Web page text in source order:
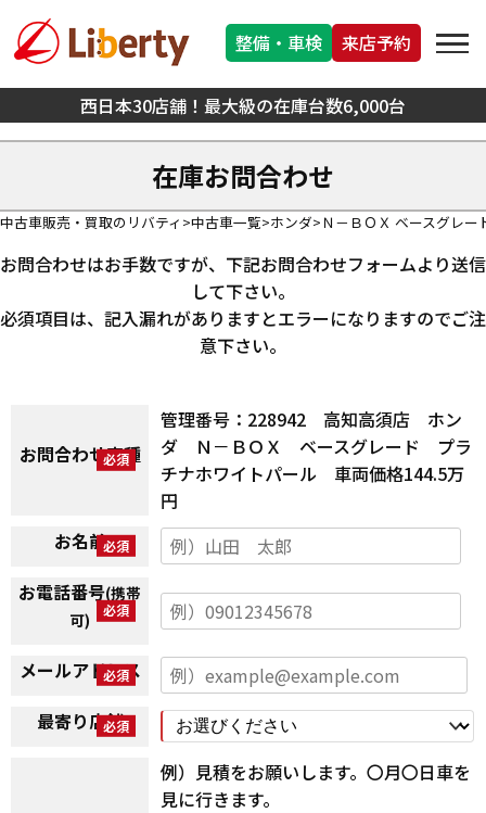
西日本30店舗！最大級の在庫台数6,000台
整備・車検 来店予約
在庫お問合わせ
中古車販売・買取のリバティ 中古車一覧 ホンダ Ｎ－ＢＯＸ ベースグレー
お問合わせはお手数ですが、下記お問合わせフォームより送信
して下さい。
必須項目は、記入漏れがありますとエラーになりますのでご注
意下さい。
お問合わせ車種
管理番号：228942 高知高須店 ホン
ダ Ｎ－ＢＯＸ ベースグレード プラ
チナホワイトパール 車両価格144.5万
円
お名前
お電話番号(携帯
可)
メールアドレス
最寄り店舗
例）見積をお願いします。〇月〇日車を
見に行きます。